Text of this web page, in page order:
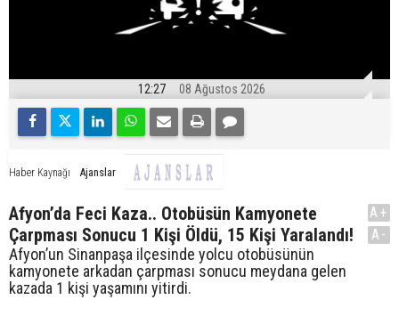
12:27 08 Ağustos 2026
Haber Kaynağı Ajanslar
Afyon’da Feci Kaza.. Otobüsün Kamyonete
Çarpması Sonucu 1 Kişi Öldü, 15 Kişi Yaralandı!
Afyon’un Sinanpaşa ilçesinde yolcu otobüsünün
kamyonete arkadan çarpması sonucu meydana gelen
kazada 1 kişi yaşamını yitirdi.
A+
A-